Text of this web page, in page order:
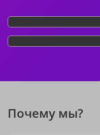
Почему мы?